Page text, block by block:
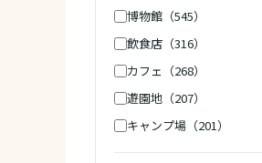
博物館（545）
飲食店（316）
カフェ（268）
遊園地（207）
キャンプ場（201）